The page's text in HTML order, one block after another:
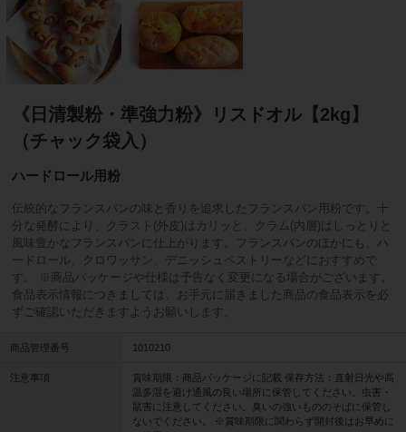
《日清製粉・準強力粉》リスドオル【2kg】
（チャック袋入）
ハードロール用粉
伝統的なフランスパンの味と香りを追求したフランスパン用粉です。十
分な発酵により、クラスト(外皮)はカリッと、クラム(内層)はしっとりと
風味豊かなフランスパンに仕上がります。フランスパンのほかにも、ハ
ードロール、クロワッサン、デニッシュペストリーなどにおすすめで
す。 ※商品パッケージや仕様は予告なく変更になる場合がございます。
食品表示情報につきましては、お手元に届きました商品の食品表示を必
ずご確認いただきますようお願いします。
商品管理番号 1010210
注意事項
賞味期限：商品パッケージに記載 保存方法：直射日光や高
温多湿を避け通風の良い場所に保管してください。虫害・
鼠害に注意してください。臭いの強いもののそばに保管し
ないでください。 ※賞味期限に関わらず開封後はお早めに